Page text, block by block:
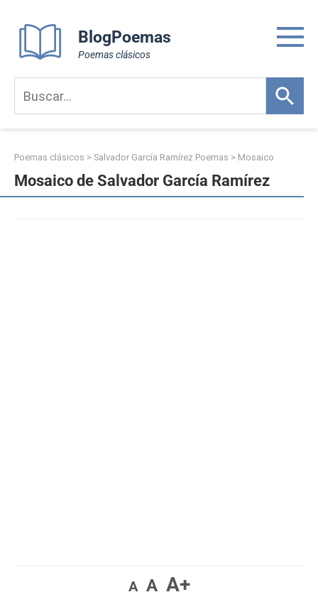
content
BlogPoemas
Poemas clásicos
Poemas clásicos > Salvador García Ramírez Poemas > Mosaico
Mosaico de Salvador García Ramírez
A A A+